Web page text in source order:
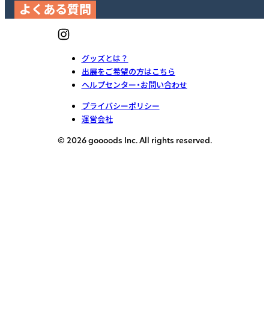
よくある質問
グッズとは？
出展をご希望の方はこちら
ヘルプセンター・お問い合わせ
プライバシーポリシー
運営会社
© 2026 goooods Inc. All rights reserved.